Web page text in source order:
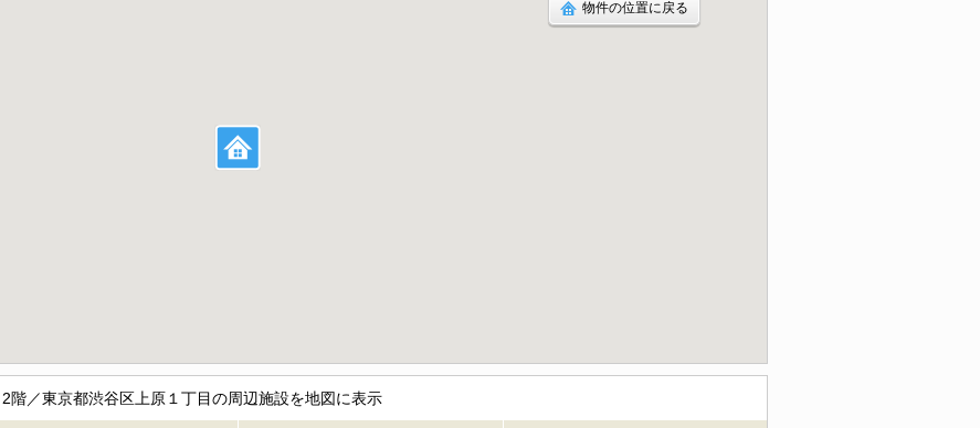
物件の位置に戻る
／東京都渋谷区上原１丁目の周辺施設を地図に表示